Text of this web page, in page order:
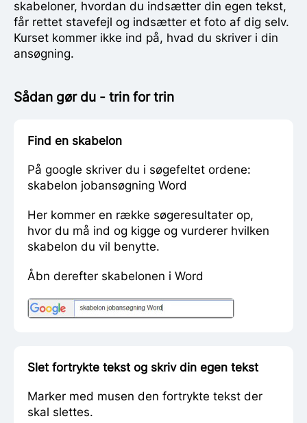
skabeloner, hvordan du indsætter din egen tekst,
får rettet stavefejl og indsætter et foto af dig selv.
Kurset kommer ikke ind på, hvad du skriver i din
ansøgning.
Sådan gør du - trin for trin
Find en skabelon
På google skriver du i søgefeltet ordene:
skabelon jobansøgning Word
Her kommer en række søgeresultater op,
hvor du må ind og kigge og vurderer hvilken
skabelon du vil benytte.
Åbn derefter skabelonen i Word
Slet fortrykte tekst og skriv din egen tekst
Marker med musen den fortrykte tekst der
skal slettes.